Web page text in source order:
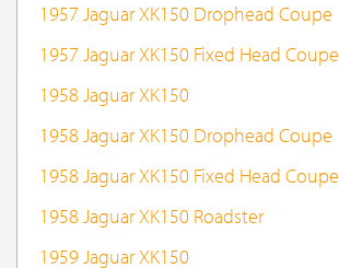
1957 Jaguar XK150 Drophead Coupe
1957 Jaguar XK150 Fixed Head Coupe
1958 Jaguar XK150
1958 Jaguar XK150 Drophead Coupe
1958 Jaguar XK150 Fixed Head Coupe
1958 Jaguar XK150 Roadster
1959 Jaguar XK150